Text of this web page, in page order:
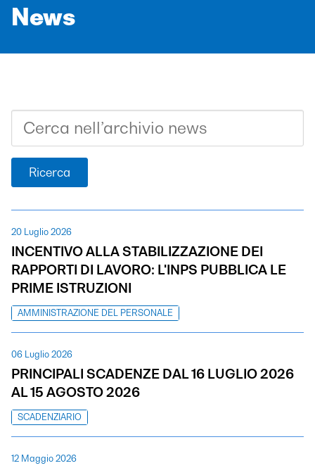
News
Ricerca
20 Luglio 2026
INCENTIVO ALLA STABILIZZAZIONE DEI
RAPPORTI DI LAVORO: L'INPS PUBBLICA LE
PRIME ISTRUZIONI
AMMINISTRAZIONE DEL PERSONALE
06 Luglio 2026
PRINCIPALI SCADENZE DAL 16 LUGLIO 2026
AL 15 AGOSTO 2026
SCADENZIARIO
12 Maggio 2026